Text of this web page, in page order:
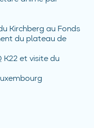
Kirchberg au Fonds
du plateau de
K22 et visite du